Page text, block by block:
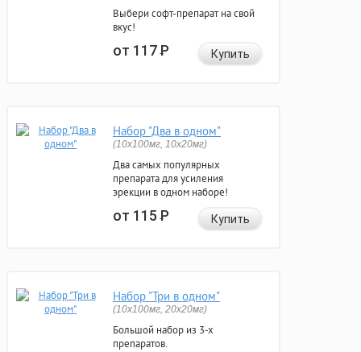
Выбери софт-препарат на свой
вкус!
от 117Р Купить
Набор "Два в одном"
(10x100мг, 10x20мг)
Два самых популярных
препарата для усиления
эрекции в одном наборе!
от 115Р Купить
Набор "Три в одном"
(10x100мг, 20x20мг)
Большой набор из 3-х
препаратов.